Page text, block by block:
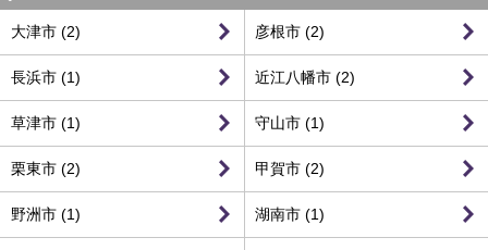
大津市 (2) 彦根市 (2)
長浜市 (1) 近江八幡市 (2)
草津市 (1) 守山市 (1)
栗東市 (2) 甲賀市 (2)
野洲市 (1) 湖南市 (1)